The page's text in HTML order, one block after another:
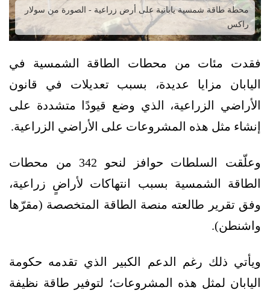
محطة طاقة شمسية يابانية على أرض زراعية - الصورة من سولار
راكس
فقدت مئات من محطات الطاقة الشمسية في
اليابان مزايا عديدة، بسبب تعديلات في قانون
الأراضي الزراعية، الذي وضع قيودًا متشددة على
إنشاء مثل هذه المشروعات على الأراضي الزراعية.
وعلّقت السلطات حوافز لنحو 342 من محطات
الطاقة الشمسية بسبب انتهاكات لأراضٍ زراعية،
وفق تقرير طالعته منصة الطاقة المتخصصة (مقرّها
واشنطن).
ويأتي ذلك رغم الدعم الكبير الذي تقدمه حكومة
اليابان لمثل هذه المشروعات؛ لتوفير طاقة نظيفة